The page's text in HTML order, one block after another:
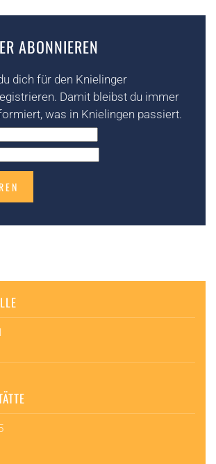
ABONNIEREN
dich für den Knielinger
Damit bleibst du immer
was in Knielingen passiert.